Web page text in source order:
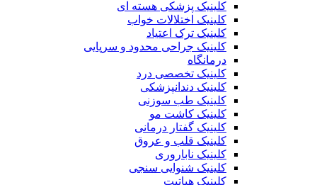
کلینیک پزشکی هسته ای
کلینیک اختلالات خواب
کلینیک ترک اعتیاد
کلینیک جراحی محدود و سرپایی
درمانگاه
کلینیک تخصصی درد
کلینیک دندانپزشکی
کلینیک طب سوزنی
کلینیک کاشت مو
کلینیک گفتار درمانی
کلینیک قلب و عروق
کلینیک ناباروری
کلینیک شنوایی سنجی
کلینیک هپاتیت